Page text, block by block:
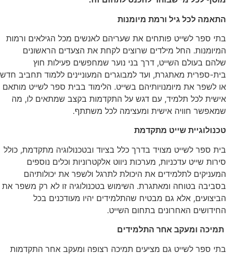
התאמה לכל גיל ורמת מיומנות
בתי ספר לשייט פותחים את שעריהם לאנשים מכל הגילאים ורמות
המיומנות. החל מילדים שרוצים לקחת את הצעדים הראשונים
שלהם בעולם השייט, דרך בני נוער שמחפשים פעילות חוץ
בית-ספרית מאתגרת, ועד למבוגרים המעוניינים ללמוד תחביב חדש
או לשפר את מיומנויותיהם בשייט. הלימוד בבית ספר לשייט מותאם
אישית לכל תלמיד, עם דגש על התקדמות בקצב שמתאים לו, מה
שמאפשר חוויה אישית ומעצימה לכל משתתף.
טכנולוגיית שייט מתקדמת
בית ספר לשייט מצויד בדרך כלל בציוד ובטכנולוגיה מתקדמת, כולל
סירות שייט עדכניות, מערכות ניווט אלקטרוניות וכלים נוספים
המעניקים לתלמידים את היכולת לתרגל ולשפר את יכולותיהם
בסביבה בטוחה ומאתגרת. השימוש בטכנולוגיה זו לא רק משפר את
הביצועים, אלא גם מבטיח שהתלמידים יהיו מעודכנים בכל
החידושים האחרונים בתחום השייט.
תמיכה ומעקב אחר התלמידים
בתי ספר לשייט גם מציעים תמיכה רצופה ומעקב אחר התקדמות